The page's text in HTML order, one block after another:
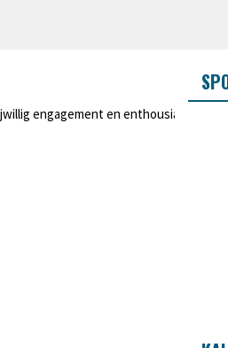
engagement en enthousiasme,